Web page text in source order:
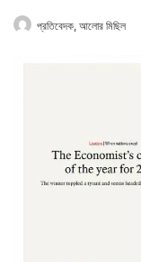
প্রতিবেদক, আলোর মিছিল